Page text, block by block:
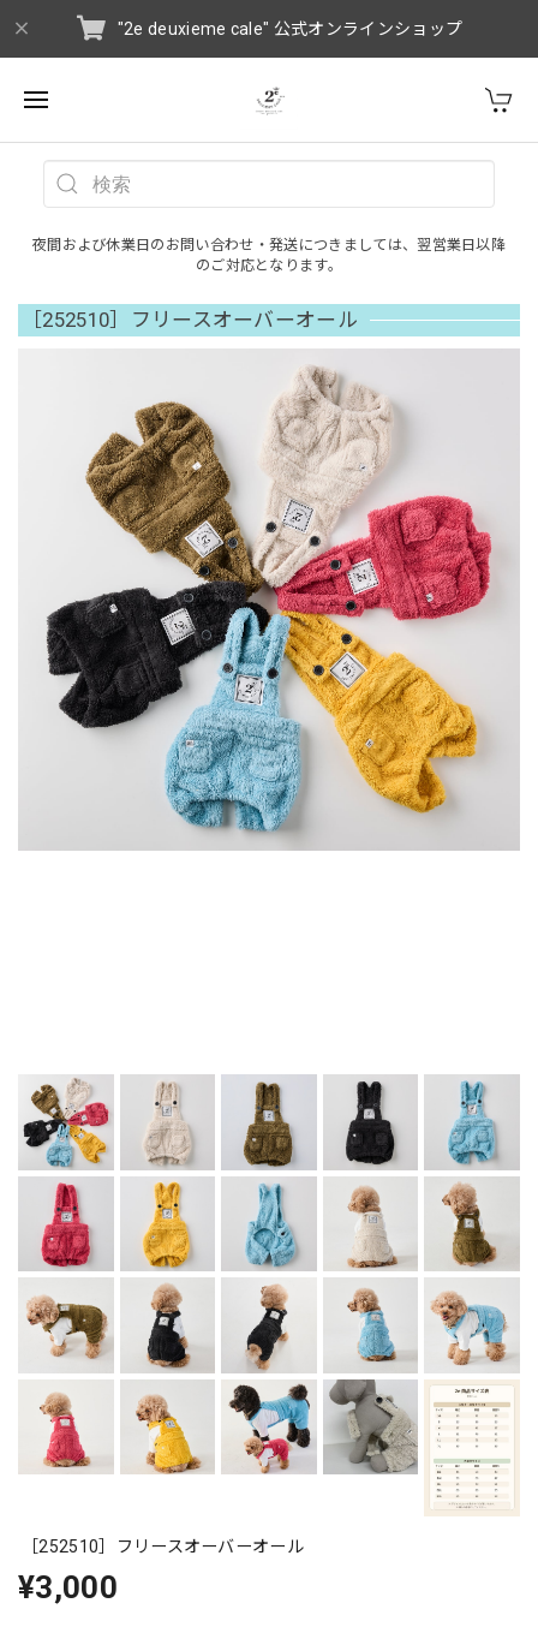
"2e deuxieme cale" 公式オンラインショップ
夜間および休業日のお問い合わせ・発送につきましては、翌営業日以降
のご対応となります。
［252510］フリースオーバーオール
［252510］フリースオーバーオール
¥3,000